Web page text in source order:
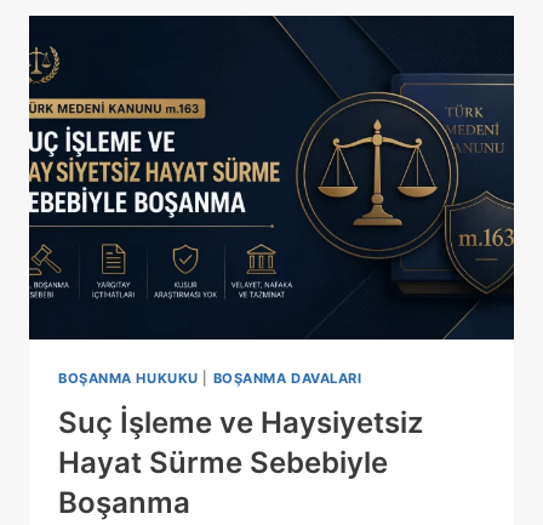
BOŞANMA HUKUKU BOŞANMA DAVALARI
Suç İşleme ve Haysiyetsiz
Hayat Sürme Sebebiyle
Boşanma